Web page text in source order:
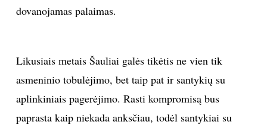
NELAIMĖS
PRIVATUMO POLITIKA
Sekite mus:
dovanojamas palaimas.
Likusiais metais Šauliai galės tikėtis ne vien tik
asmeninio tobulėjimo, bet taip pat ir santykių su
aplinkiniais pagerėjimo. Rasti kompromisą bus
paprasta kaip niekada anksčiau, todėl santykiai su